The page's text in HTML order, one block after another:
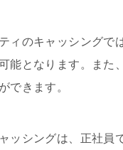
ィのキャッシングで
能となります。また
できます。
ッシングは、正社員